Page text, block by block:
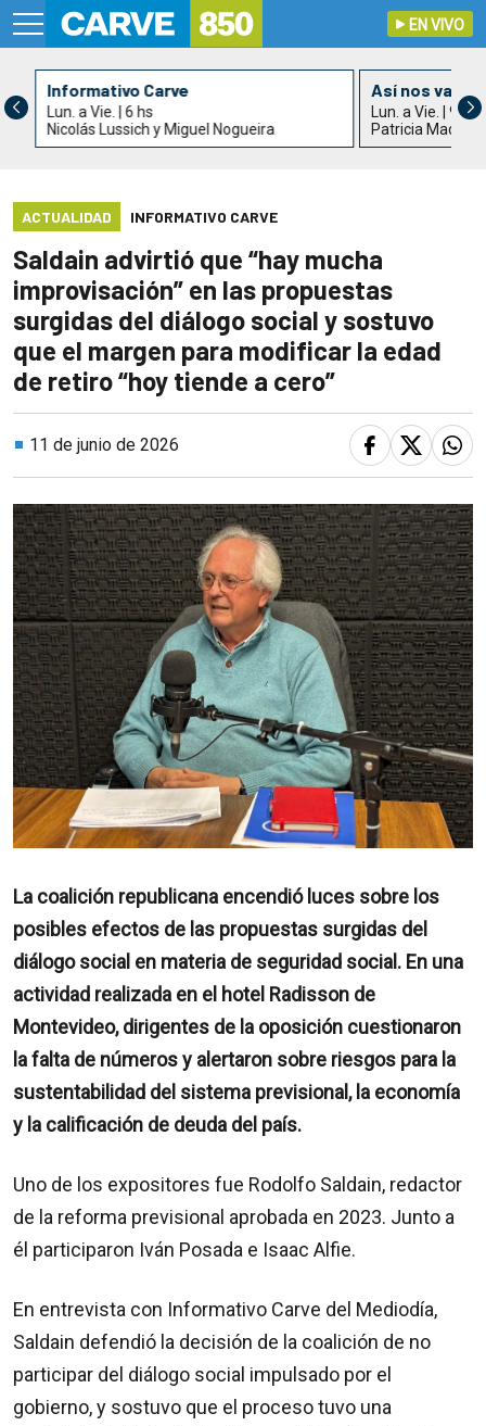
EN VIVO
Informativo Carve
Lun. a Vie. | 6 hs
Nicolás Lussich y Miguel Nogueira
Así nos va
Lun. a Vie. | 9 hs
Patricia Madrid
ACTUALIDAD INFORMATIVO CARVE
Saldain advirtió que “hay mucha
improvisación” en las propuestas
surgidas del diálogo social y sostuvo
que el margen para modificar la edad
de retiro “hoy tiende a cero”
11 de junio de 2026
La coalición republicana encendió luces sobre los
posibles efectos de las propuestas surgidas del
diálogo social en materia de seguridad social. En una
actividad realizada en el hotel Radisson de
Montevideo, dirigentes de la oposición cuestionaron
la falta de números y alertaron sobre riesgos para la
sustentabilidad del sistema previsional, la economía
y la calificación de deuda del país.
Uno de los expositores fue Rodolfo Saldain, redactor
de la reforma previsional aprobada en 2023. Junto a
él participaron Iván Posada e Isaac Alfie.
En entrevista con Informativo Carve del Mediodía,
Saldain defendió la decisión de la coalición de no
participar del diálogo social impulsado por el
gobierno, y sostuvo que el proceso tuvo una